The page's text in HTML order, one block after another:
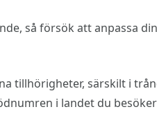
så försök att anpassa
tillhörigheter, särskilt i
i landet du